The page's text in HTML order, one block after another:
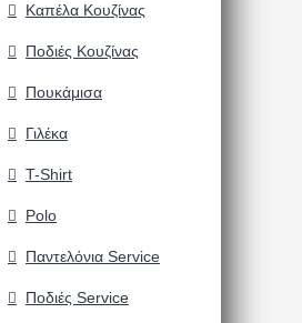
Καπέλα Κουζίνας
Ποδιές Κουζίνας
Πουκάμισα
Γιλέκα
T-Shirt
Polo
Παντελόνια Service
Ποδιές Service